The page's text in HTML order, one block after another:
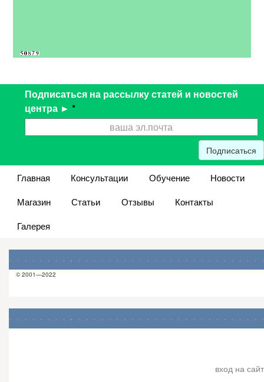
Подписаться на рассылку статей и новостей
центра ► *
Подписаться
Главная Консультации Обучение
Новости
Магазин
Статьи Отзывы
Контакты
Галерея
© 2001—2022
вход на сайт